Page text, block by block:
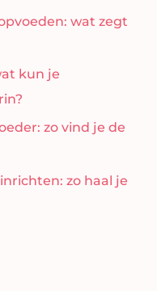
wat zegt
kun je
zo vind je de
zo haal je